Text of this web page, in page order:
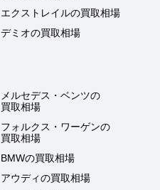
エクストレイルの買取相場
デミオの買取相場
メルセデス・ベンツの
買取相場
フォルクス・ワーゲンの
買取相場
BMWの買取相場
アウディの買取相場